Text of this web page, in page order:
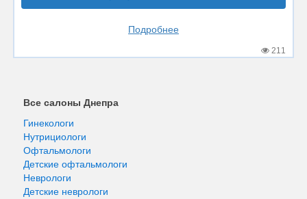
Подробнее
211
Все салоны Днепра
Гинекологи
Нутрициологи
Офтальмологи
Детские офтальмологи
Неврологи
Детские неврологи